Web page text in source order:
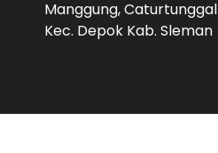
Manggung, Caturtunggal
Kec. Depok Kab. Sleman